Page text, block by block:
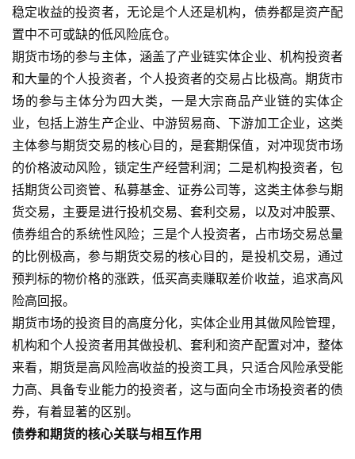
稳定收益的投资者，无论是个人还是机构，债券都是资产配
置中不可或缺的低风险底仓。
期货市场的参与主体，涵盖了产业链实体企业、机构投资者
和大量的个人投资者，个人投资者的交易占比极高。期货市
场的参与主体分为四大类，一是大宗商品产业链的实体企
业，包括上游生产企业、中游贸易商、下游加工企业，这类
主体参与期货交易的核心目的，是套期保值，对冲现货市场
的价格波动风险，锁定生产经营利润；二是机构投资者，包
括期货公司资管、私募基金、证券公司等，这类主体参与期
货交易，主要是进行投机交易、套利交易，以及对冲股票、
债券组合的系统性风险；三是个人投资者，占市场交易总量
的比例极高，参与期货交易的核心目的，是投机交易，通过
预判标的物价格的涨跌，低买高卖赚取差价收益，追求高风
险高回报。
期货市场的投资目的高度分化，实体企业用其做风险管理，
机构和个人投资者用其做投机、套利和资产配置对冲，整体
来看，期货是高风险高收益的投资工具，只适合风险承受能
力高、具备专业能力的投资者，这与面向全市场投资者的债
券，有着显著的区别。
债券和期货的核心关联与相互作用